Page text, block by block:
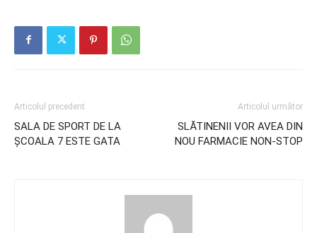
Articolul precedent
SALA DE SPORT DE LA
ȘCOALA 7 ESTE GATA
Articolul următor
SLĂTINENII VOR AVEA DIN
NOU FARMACIE NON-STOP